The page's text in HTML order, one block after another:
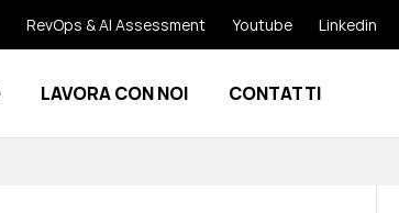
RevOps & AI Assessment Youtube Linkedin
Show submenu for Risorse Show submenu for Chi siamo
LAVORA CON NOI CONTATTI